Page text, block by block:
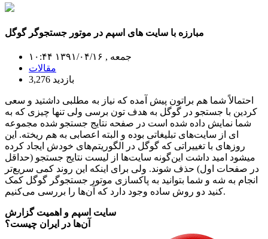
مبارزه با سایت های اسپم در موتور جستجوگر گوگل
جمعه , ۱۳۹۱/۰۴/۱۶ ۱۰:۴۴
مقالات
3,276 بازدید
احتمالاً شما هم براتون پیش آمده که نیاز به مطلبی داشتید و سعی
کردین با جستجو در گوگل به هدف تون برسی ولی تنها چیزی که به
شما نمایش داده شده است در صفحه نتایج جستجو شده مجموعه
ای از سایت‌های تبلیغاتی بوده و البته اعصابی به هم ریخته. این
روزهای با تغییراتی که گوگل در الگوریتم‌های خودش ایجاد کرده
میشود امید داشت این‌گونه سایت‌ها از لیست نتایج جستجو (حداقل
در صفحات اول) حذف شوند. ولی برای اینکه این روند کمی سریع‌تر
انجام به شه و شما بتوانید به پاکسازی موتور جستجوگر گوگل کمک
کنید دو روش ساده وجود دارد که آن‌ها را بررسی می‌کنیم.
سایت اسپم و اهمیت گزارش
آن‌ها در ایران چیست؟